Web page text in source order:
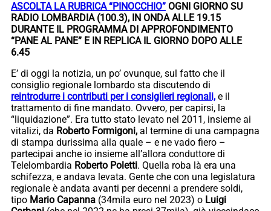
ASCOLTA LA RUBRICA “PINOCCHIO” OGNI GIORNO SU
RADIO LOMBARDIA (100.3), IN ONDA ALLE 19.15
DURANTE IL PROGRAMMA DI APPROFONDIMENTO
“PANE AL PANE” E IN REPLICA IL GIORNO DOPO ALLE
6.45
E’ di oggi la notizia, un po’ ovunque, sul fatto che il
consiglio regionale lombardo sta discutendo di
reintrodurre i contributi per i consiglieri regionali, e il
trattamento di fine mandato. Ovvero, per capirsi, la
“liquidazione”. Era tutto stato levato nel 2011, insieme ai
vitalizi, da Roberto Formigoni, al termine di una campagna
di stampa durissima alla quale – e ne vado fiero –
partecipai anche io insieme all’allora conduttore di
Telelombardia Roberto Poletti. Quella roba là era una
schifezza, e andava levata. Gente che con una legislatura
regionale è andata avanti per decenni a prendere soldi,
tipo Mario Capanna (34mila euro nel 2023) o Luigi